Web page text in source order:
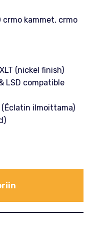
crmo kammet, crmo
(nickel finish)
LSD compatible
(Éclatin ilmoittama)